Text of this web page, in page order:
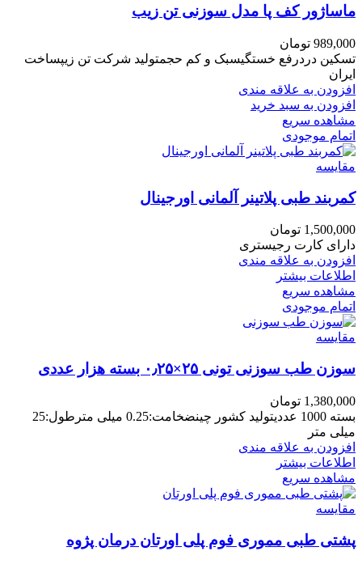
ماساژور کف پا مدل سوزنی تن زیب
989,000 تومان
تسکین دردرفع خستگیسبک و کم حجمتولید شرکت تن زیپساخت
ایران
افزودن به علاقه مندی
افزودن به سبد خرید
مشاهده سریع
اتمام موجودی
مقایسه
کمربند طبی پلاتینر آلمانی اورجینال
1,500,000 تومان
دارای کارت رجیستری
افزودن به علاقه مندی
اطلاعات بیشتر
مشاهده سریع
اتمام موجودی
مقایسه
سوزن طب سوزنی تونی ۲۵×۰٫۲۵ بسته هزار عددی
1,380,000 تومان
بسته 1000 عددیتولید کشور چینضخامت:0.25 میلی مترطول:25
میلی متر
افزودن به علاقه مندی
اطلاعات بیشتر
مشاهده سریع
مقایسه
پشتی طبی مموری فوم پلی اورتان درمان پژوه